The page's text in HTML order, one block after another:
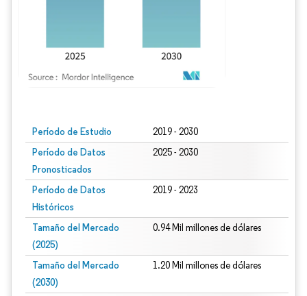
Período de Estudio 2019 - 2030
Período de Datos
Pronosticados
2025 - 2030
Período de Datos
Históricos
2019 - 2023
Tamaño del Mercado
(2025)
0.94 Mil millones de dólares
Tamaño del Mercado
(2030)
1.20 Mil millones de dólares